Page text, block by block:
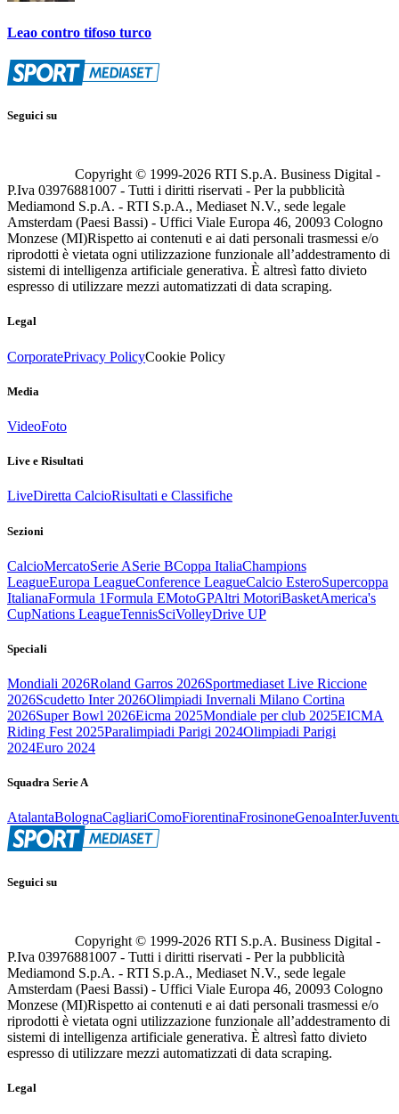
Leao contro tifoso turco
Seguici su
Copyright © 1999-2026 RTI S.p.A. Business Digital -
P.Iva 03976881007 - Tutti i diritti riservati - Per la pubblicità
Mediamond S.p.A. - RTI S.p.A., Mediaset N.V., sede legale
Amsterdam (Paesi Bassi) - Uffici Viale Europa 46, 20093 Cologno
Monzese (MI)Rispetto ai contenuti e ai dati personali trasmessi e/o
riprodotti è vietata ogni utilizzazione funzionale all’addestramento di
sistemi di intelligenza artificiale generativa. È altresì fatto divieto
espresso di utilizzare mezzi automatizzati di data scraping.
Legal
CorporatePrivacy PolicyCookie Policy
Media
VideoFoto
Live e Risultati
LiveDiretta CalcioRisultati e Classifiche
Sezioni
CalcioMercatoSerie ASerie BCoppa ItaliaChampions
LeagueEuropa LeagueConference LeagueCalcio EsteroSupercoppa
ItalianaFormula 1Formula EMotoGPAltri MotoriBasketAmerica's
CupNations LeagueTennisSciVolleyDrive UP
Speciali
Mondiali 2026Roland Garros 2026Sportmediaset Live Riccione
2026Scudetto Inter 2026Olimpiadi Invernali Milano Cortina
2026Super Bowl 2026Eicma 2025Mondiale per club 2025EICMA
Riding Fest 2025Paralimpiadi Parigi 2024Olimpiadi Parigi
2024Euro 2024
Squadra Serie A
AtalantaBolognaCagliariComoFiorentinaFrosinoneGenoaInter
Seguici su
Copyright © 1999-2026 RTI S.p.A. Business Digital -
P.Iva 03976881007 - Tutti i diritti riservati - Per la pubblicità
Mediamond S.p.A. - RTI S.p.A., Mediaset N.V., sede legale
Amsterdam (Paesi Bassi) - Uffici Viale Europa 46, 20093 Cologno
Monzese (MI)Rispetto ai contenuti e ai dati personali trasmessi e/o
riprodotti è vietata ogni utilizzazione funzionale all’addestramento di
sistemi di intelligenza artificiale generativa. È altresì fatto divieto
espresso di utilizzare mezzi automatizzati di data scraping.
Legal